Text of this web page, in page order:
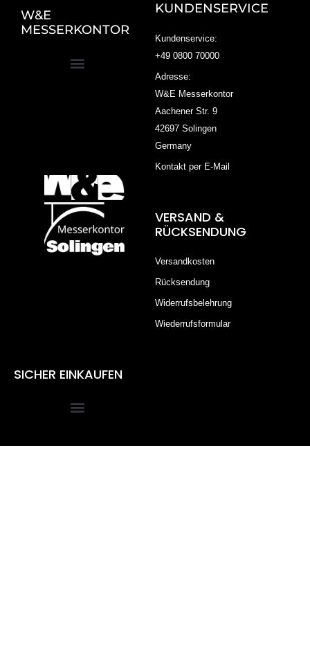
W&E
MESSERKONTOR
KUNDENSERVICE
Kundenservice:
+49 0800 70000
Adresse:
W&E Messerkontor
Aachener Str. 9
42697 Solingen
Germany
Kontakt per E-Mail
VERSAND &
RÜCKSENDUNG
Versandkosten
Rücksendung
Widerrufsbelehrung
Wiederrufsformular
SICHER EINKAUFEN